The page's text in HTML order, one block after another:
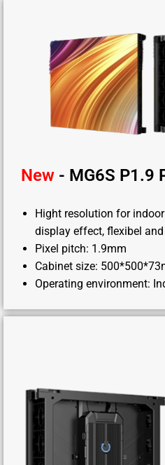
New - MG6S P1.9
Hight resolution for
display effect, flexibel
Pixel pitch: 1.9mm
Cabinet size:
Operating environment: